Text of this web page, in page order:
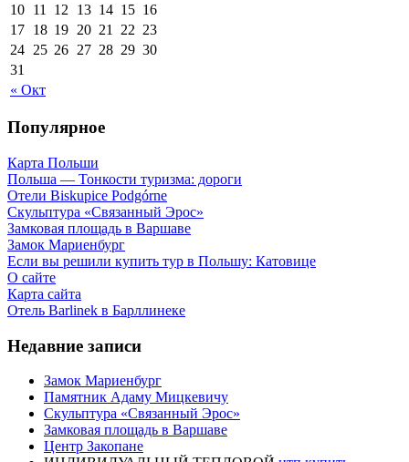
« Окт
10 11 12 13 14 15 16
17 18 19 20 21 22 23
24 25 26 27 28 29 30
31
Популярное
Карта Польши
Польша — Тонкости туризма: дороги
Отели Biskupice Podgórne
Скульптура «Связанный Эрос»
Замковая площадь в Варшаве
Замок Мариенбург
Если вы решили купить тур в Польшу: Катовице
О сайте
Карта сайта
Отель Barlinek в Барллинеке
Недавние записи
Замок Мариенбург
Памятник Адаму Мицкевичу
Скульптура «Связанный Эрос»
Замковая площадь в Варшаве
Центр Закопане